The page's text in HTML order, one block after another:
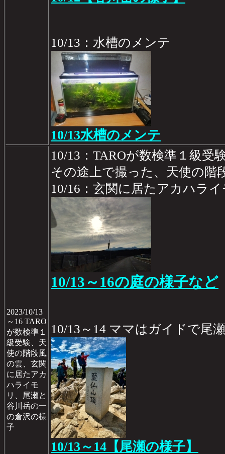
10/13：水槽のメンテ
10/13水槽のメンテ
2023/10/13
～16 TARO
が数検準１
級受験、天
使の階段風
の雲、玄関
に居たアカ
ハライモ
リ、尾瀬と
谷川岳の一
の倉沢の様
子
10/13：TAROが数検準１級受
その途上で撮った、天使の階
10/16：玄関に居たアカハラ
10/13～16の庭の様子など
10/13～14 ママはガイドで尾
10/13～14【尾瀬の様子】